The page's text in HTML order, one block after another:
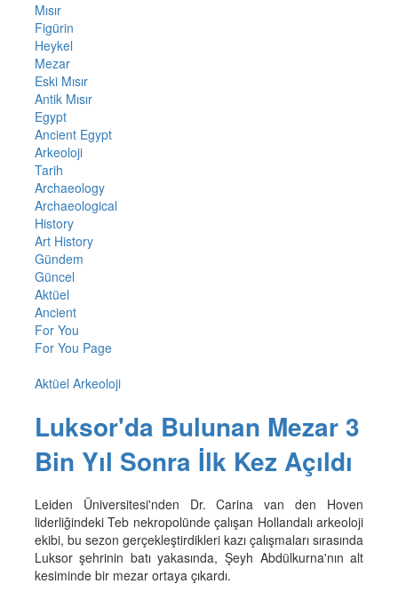
Mısır
Figürin
Heykel
Mezar
Eski Mısır
Antik Mısır
Egypt
Ancient Egypt
Arkeoloji
Tarih
Archaeology
Archaeological
History
Art History
Gündem
Güncel
Aktüel
Ancient
For You
For You Page
Aktüel Arkeoloji
Luksor'da Bulunan Mezar 3
Bin Yıl Sonra İlk Kez Açıldı
Leiden Üniversitesi'nden Dr. Carina van den Hoven
liderliğindeki Teb nekropolünde çalışan Hollandalı arkeoloji
ekibi, bu sezon gerçekleştirdikleri kazı çalışmaları sırasında
Luksor şehrinin batı yakasında, Şeyh Abdülkurna'nın alt
kesiminde bir mezar ortaya çıkardı.